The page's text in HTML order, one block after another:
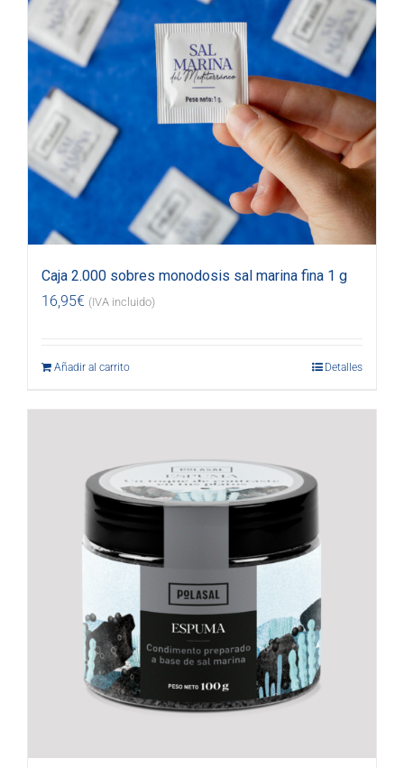
Caja 2.000 sobres monodosis sal marina fina 1 g
16,95€ (IVA incluido)
Añadir al carrito Detalles